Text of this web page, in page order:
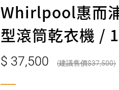
Whirlpool惠而
型滾筒乾衣機 /
37,500 37,500